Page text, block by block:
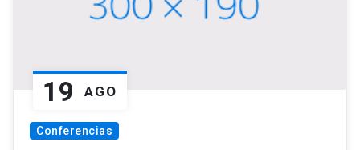
19 AGO
Conferencias